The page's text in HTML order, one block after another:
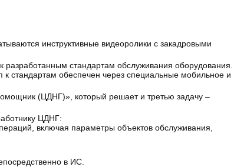
инструктивные видеоролики с закадровыми
стандартам обслуживания оборудования.
стандартам обеспечен через специальные мобильное и
(ЦДНГ)», который решает и третью задачу –
ЦДНГ:
включая параметры объектов обслуживания,
в ИС.